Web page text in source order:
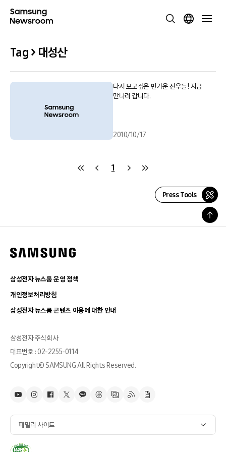
Tag > 대성산
다시 보고싶은 반가운 전우들! 지금
만나러 갑니다.
2010/10/17
1
Press Tools
삼성전자 뉴스룸 운영 정책
개인정보처리방침
삼성전자 뉴스룸 콘텐츠 이용에 대한 안내
삼성전자 주식회사
대표번호 : 02-2255-0114
Copyright© SAMSUNG All Rights Reserved.
패밀리 사이트